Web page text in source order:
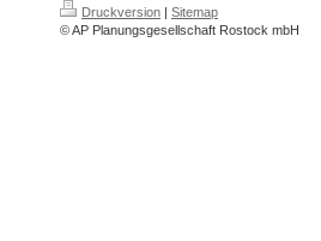
Druckversion | Sitemap
© AP Planungsgesellschaft Rostock mbH